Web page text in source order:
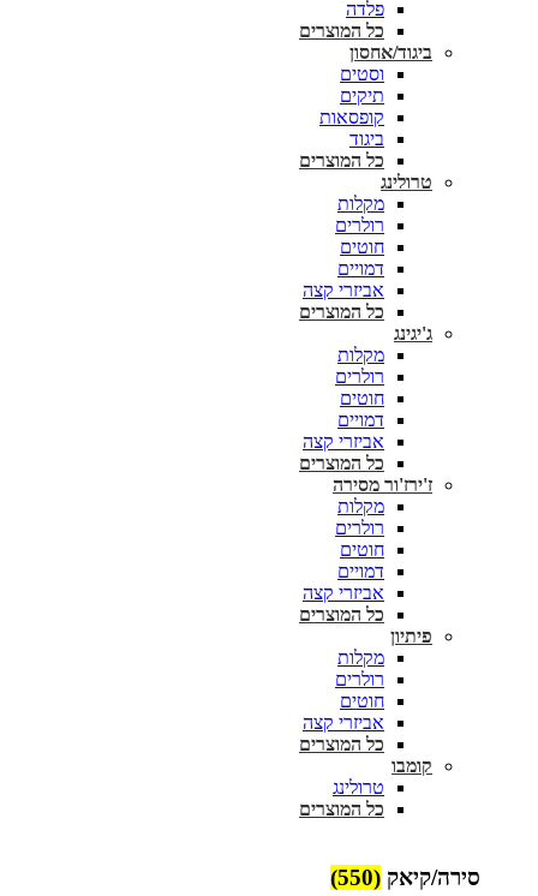
פלדה
כל המוצרים
ביגוד/אחסון
וסטים
תיקים
קופסאות
ביגוד
כל המוצרים
טרולינג
מקלות
רולרים
חוטים
דמויים
אביזרי קצה
כל המוצרים
ג'יגינג
מקלות
רולרים
חוטים
דמויים
אביזרי קצה
כל המוצרים
ז'ירז'ור מסירה
מקלות
רולרים
חוטים
דמויים
אביזרי קצה
כל המוצרים
פיתיון
מקלות
רולרים
חוטים
אביזרי קצה
כל המוצרים
קומבו
טרולינג
כל המוצרים
סירה/קיאק (550)